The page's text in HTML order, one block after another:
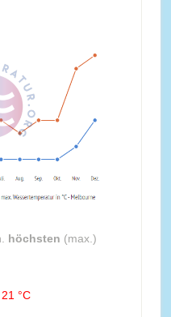
höchsten (max.)
21 °C